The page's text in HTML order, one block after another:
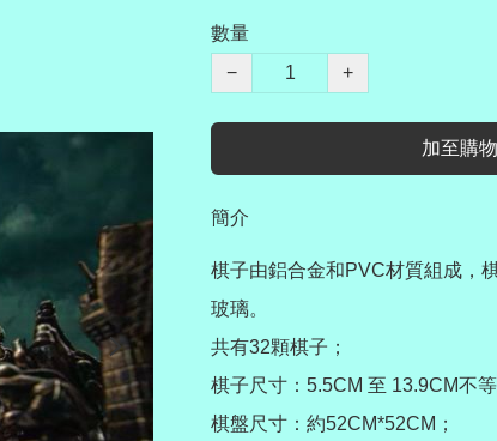
數量
−
+
加至購
簡介
棋子由鋁合金和PVC材質組成，
玻璃。
共有32顆棋子；
棋子尺寸：5.5CM 至 13.9CM不等
棋盤尺寸：約52CM*52CM；